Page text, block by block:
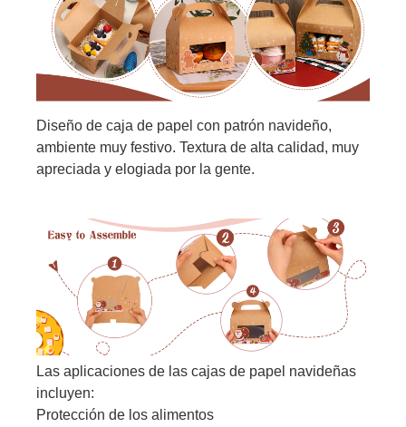
Diseño de caja de papel con patrón navideño,
ambiente muy festivo. Textura de alta calidad, muy
apreciada y elogiada por la gente.
Las aplicaciones de las cajas de papel navideñas
incluyen:
Protección de los alimentos